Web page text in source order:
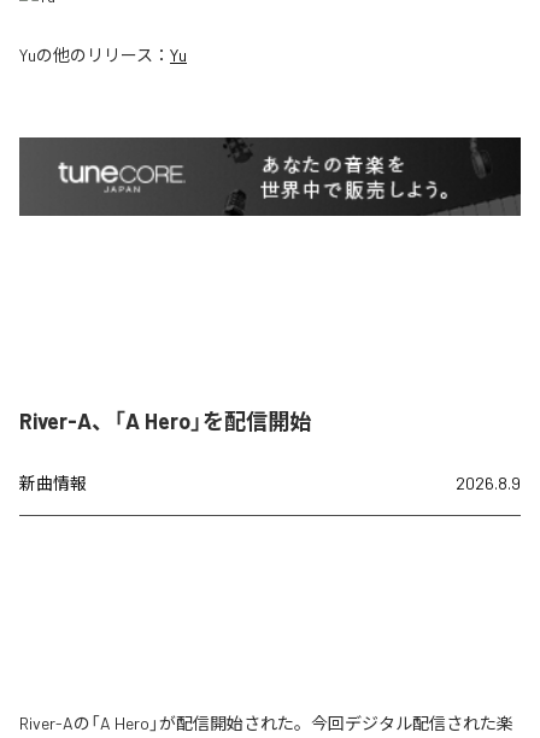
Yuの他のリリース： Yu
River-A、「A Hero」を配信開始
新曲情報 2026.8.9
River-Aの「A Hero」が配信開始された。今回デジタル配信された楽